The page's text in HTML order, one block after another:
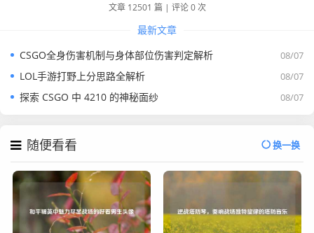
文章 12501 篇 | 评论 0 次
最新文章
08/07
CSGO全身伤害机制与身体部位伤害判定解析
08/07
LOL手游打野上分思路全解析
08/07
探索 CSGO 中 4210 的神秘面纱
随便看看 换一换